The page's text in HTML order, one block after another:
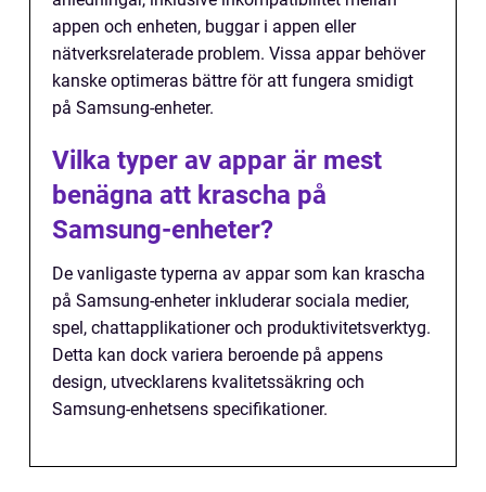
appen och enheten, buggar i appen eller
nätverksrelaterade problem. Vissa appar behöver
kanske optimeras bättre för att fungera smidigt
på Samsung-enheter.
Vilka typer av appar är mest
benägna att krascha på
Samsung-enheter?
De vanligaste typerna av appar som kan krascha
på Samsung-enheter inkluderar sociala medier,
spel, chattapplikationer och produktivitetsverktyg.
Detta kan dock variera beroende på appens
design, utvecklarens kvalitetssäkring och
Samsung-enhetsens specifikationer.